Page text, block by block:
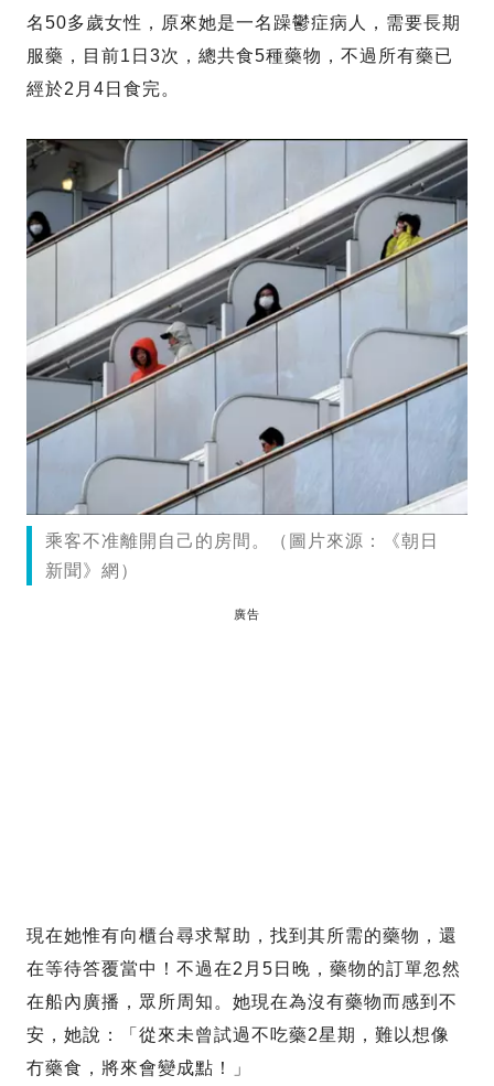
名50多歲女性，原來她是一名躁鬱症病人，需要長期
服藥，目前1日3次，總共食5種藥物，不過所有藥已
經於2月4日食完。
乘客不准離開自己的房間。（圖片來源：《朝日
新聞》網）
廣告
現在她惟有向櫃台尋求幫助，找到其所需的藥物，還
在等待答覆當中！不過在2月5日晚，藥物的訂單忽然
在船內廣播，眾所周知。她現在為沒有藥物而感到不
安，她說：「從來未曾試過不吃藥2星期，難以想像
冇藥食，將來會變成點！」